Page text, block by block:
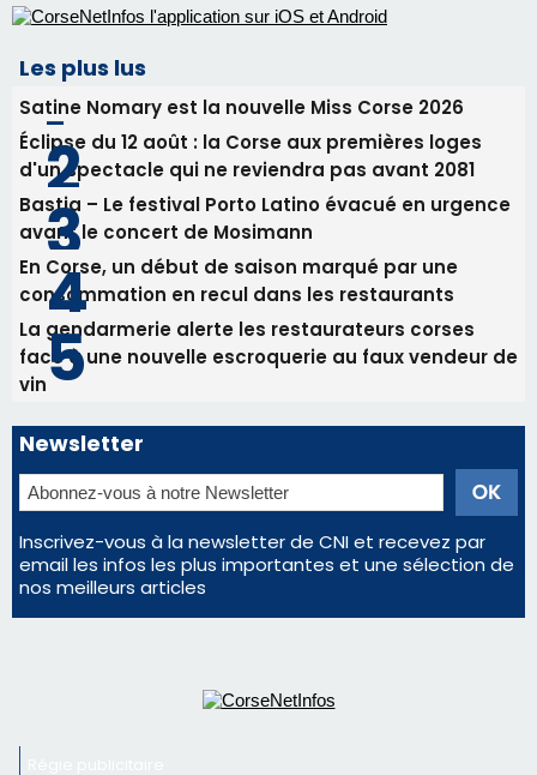
consommation en recul dans les restaurants
face à une nouvelle escroquerie au faux vendeur de
vin
Newsletter
Inscrivez-vous à la newsletter de CNI et recevez par
email les infos les plus importantes et une sélection de
nos meilleurs articles
Régie publicitaire
Nous contacter
© 2026 corsenetinfos